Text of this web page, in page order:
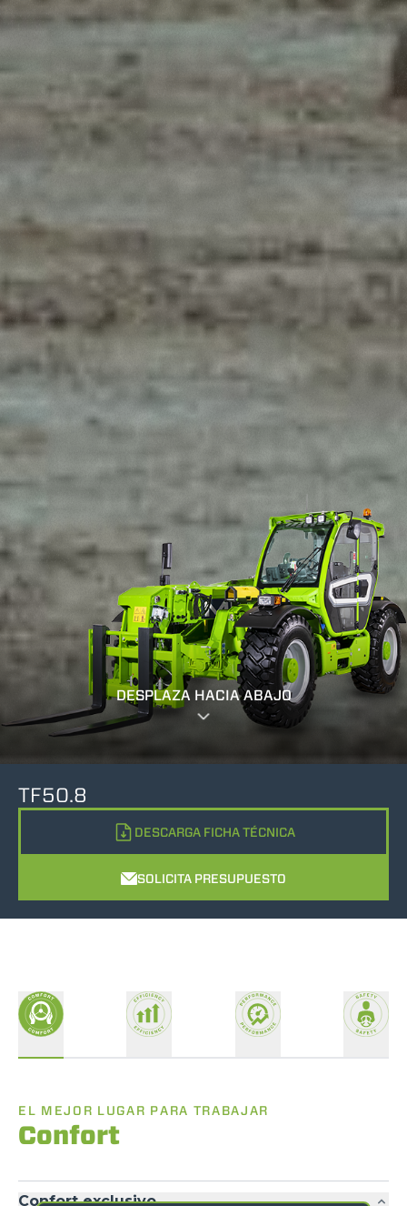
DESPLAZA HACIA ABAJO
TF50.8
DESCARGA FICHA TÉCNICA
SOLICITA PRESUPUESTO
EL MEJOR LUGAR PARA TRABAJAR
Confort
Confort exclusivo